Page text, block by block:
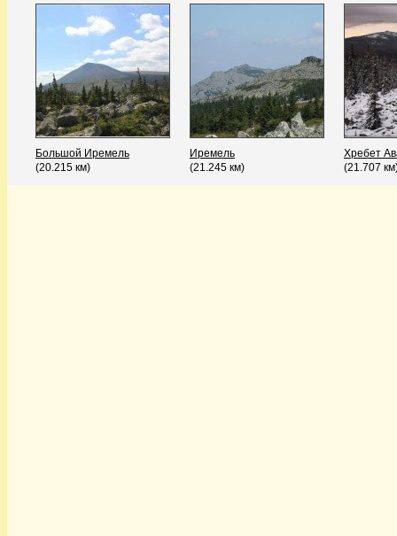
Большой Иремель
(20.215 км)
Иремель
(21.245 км)
Хребет
(21.707